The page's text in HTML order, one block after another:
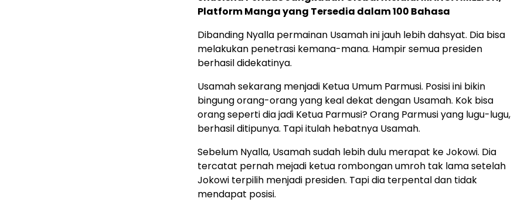
Platform Manga yang Tersedia dalam 100 Bahasa
Dibanding Nyalla permainan Usamah ini jauh lebih dahsyat. Dia bisa
melakukan penetrasi kemana-mana. Hampir semua presiden
berhasil didekatinya.
Usamah sekarang menjadi Ketua Umum Parmusi. Posisi ini bikin
bingung orang-orang yang keal dekat dengan Usamah. Kok bisa
orang seperti dia jadi Ketua Parmusi? Orang Parmusi yang lugu-lugu,
berhasil ditipunya. Tapi itulah hebatnya Usamah.
Sebelum Nyalla, Usamah sudah lebih dulu merapat ke Jokowi. Dia
tercatat pernah mejadi ketua rombongan umroh tak lama setelah
Jokowi terpilih menjadi presiden. Tapi dia terpental dan tidak
mendapat posisi.